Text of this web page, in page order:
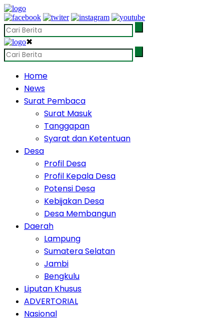
✖
Home
News
Surat Pembaca
Surat Masuk
Tanggapan
Syarat dan Ketentuan
Desa
Profil Desa
Profil Kepala Desa
Potensi Desa
Kebijakan Desa
Desa Membangun
Daerah
Lampung
Sumatera Selatan
Jambi
Bengkulu
Liputan Khusus
ADVERTORIAL
Nasional